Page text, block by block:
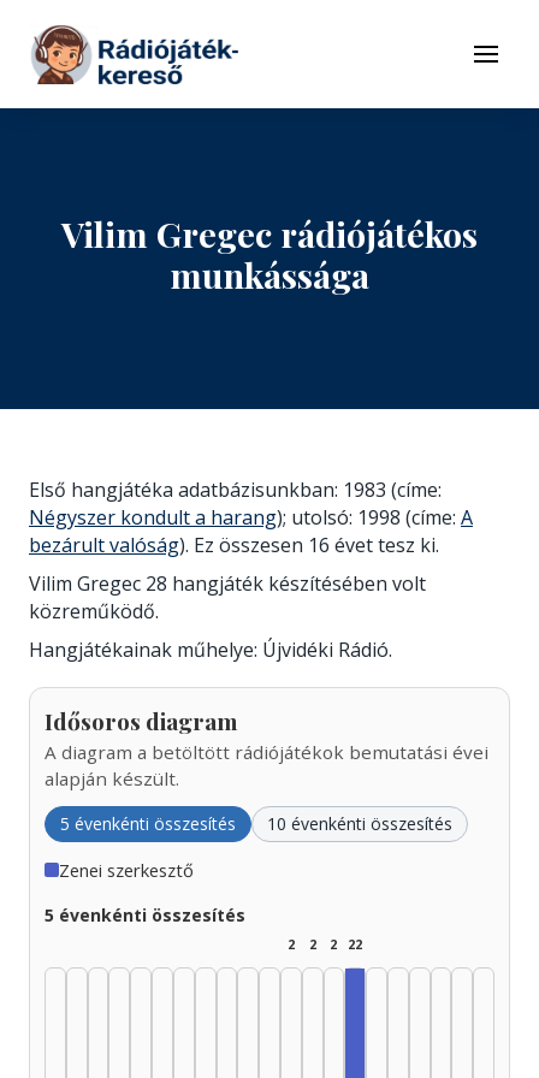
Tovább a tartalomhoz
Menü
Vilim Gregec rádiójátékos
munkássága
Első hangjátéka adatbázisunkban: 1983 (címe:
Négyszer kondult a harang); utolsó: 1998 (címe: A
bezárult valóság). Ez összesen 16 évet tesz ki.
Vilim Gregec 28 hangjáték készítésében volt
közreműködő.
Hangjátékainak műhelye: Újvidéki Rádió.
Idősoros diagram
A diagram a betöltött rádiójátékok bemutatási évei
alapján készült.
5 évenkénti összesítés 10 évenkénti összesítés
Zenei szerkesztő
5 évenkénti összesítés
2 2 2 22